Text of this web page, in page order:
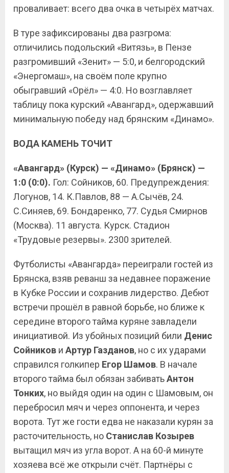
проваливает: всего два очка в четырёх матчах.
В туре зафиксированы два разгрома:
отличились подольский «Витязь», в Пензе
разгромивший «Зенит» — 5:0, и белгородский
«Энергомаш», на своём поле крупно
обыгравший «Орёл» — 4:0. Но возглавляет
таблицу пока курский «Авангард», одержавший
минимальную победу над брянским «Динамо».
ВОДА КАМЕНЬ ТОЧИТ
«Авангард» (Курск) — «Динамо» (Брянск) —
1:0 (0:0). Гол: Сойников, 60. Предупреждения:
Логунов, 14. К.Павлов, 88 — А.Сычёв, 24.
С.Синяев, 69. Бондаренко, 77. Судья Смирнов
(Москва). 11 августа. Курск. Стадион
«Трудовые резервы». 2300 зрителей.
Футболисты «Авангарда» переиграли гостей из
Брянска, взяв реванш за недавнее поражение
в Кубке России и сохранив лидерство. Дебют
встречи прошёл в равной борьбе, но ближе к
середине второго тайма куряне завладели
инициативой. Из убойных позиций били Денис
Сойников и Артур Газданов, но с их ударами
справился голкипер Егор Шамов. В начале
второго тайма был обязан забиватьАнтон
Тонких, но выйдя один на один с Шамовым, он
перебросил мяч и через оппонента, и через
ворота. Тут же гости едва не наказали курян за
расточительность, но Станислав Козырев
вытащил мяч из угла ворот. А на 60-й минуте
хозяева всё же открыли счёт. Партнёры с